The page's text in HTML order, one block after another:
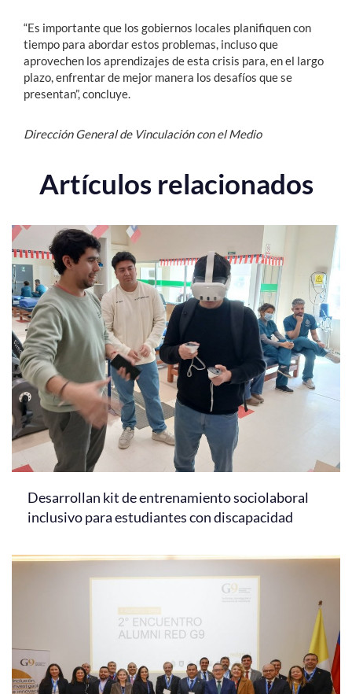
“Es importante que los gobiernos locales planifiquen con
tiempo para abordar estos problemas, incluso que
aprovechen los aprendizajes de esta crisis para, en el largo
plazo, enfrentar de mejor manera los desafíos que se
presentan”, concluye.
Dirección General de Vinculación con el Medio
Artículos relacionados
Desarrollan kit de entrenamiento sociolaboral
inclusivo para estudiantes con discapacidad